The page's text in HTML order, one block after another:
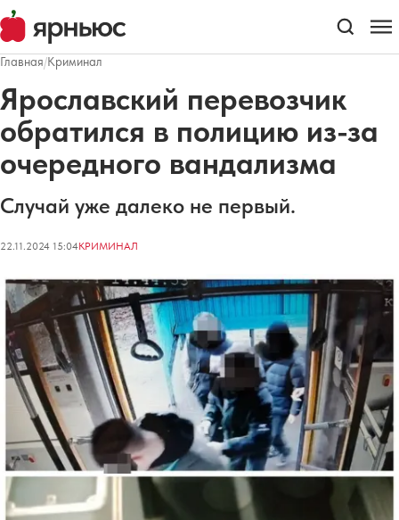
Главная/Криминал
Ярославский перевозчик
обратился в полицию из-за
очередного вандализма
Случай уже далеко не первый.
22.11.2024 15:04КРИМИНАЛ